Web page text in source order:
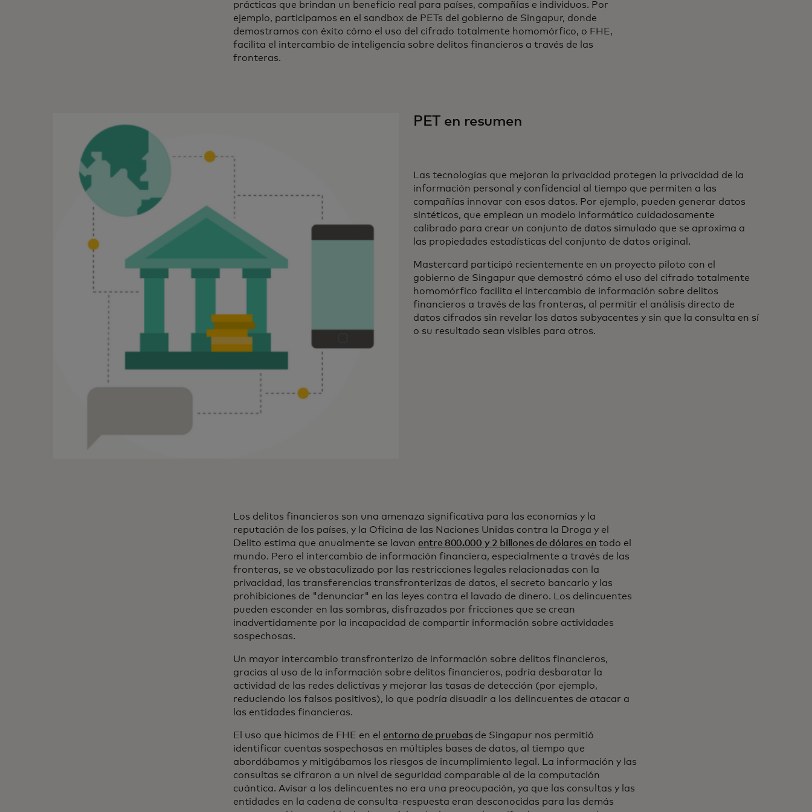
prácticas que brindan un beneficio real para países, compañías e individuos. Por
ejemplo, participamos en el sandbox de PETs del gobierno de Singapur, donde
demostramos con éxito cómo el uso del cifrado totalmente homomórfico, o FHE,
facilita el intercambio de inteligencia sobre delitos financieros a través de las
fronteras.
PET en resumen
Las tecnologías que mejoran la privacidad protegen la privacidad de la
información personal y confidencial al tiempo que permiten a las
compañías innovar con esos datos. Por ejemplo, pueden generar datos
sintéticos, que emplean un modelo informático cuidadosamente
calibrado para crear un conjunto de datos simulado que se aproxima a
las propiedades estadísticas del conjunto de datos original.
Mastercard participó recientemente en un proyecto piloto con el
gobierno de Singapur que demostró cómo el uso del cifrado totalmente
homomórfico facilita el intercambio de información sobre delitos
financieros a través de las fronteras, al permitir el análisis directo de
datos cifrados sin revelar los datos subyacentes y sin que la consulta en sí
o su resultado sean visibles para otros.
Los delitos financieros son una amenaza significativa para las economías y la
reputación de los países, y la Oficina de las Naciones Unidas contra la Droga y el
Delito estima que anualmente se lavan entre 800.000 y 2 billones de dólares en todo el
mundo. Pero el intercambio de información financiera, especialmente a través de las
fronteras, se ve obstaculizado por las restricciones legales relacionadas con la
privacidad, las transferencias transfronterizas de datos, el secreto bancario y las
prohibiciones de "denunciar" en las leyes contra el lavado de dinero. Los delincuentes
pueden esconder en las sombras, disfrazados por fricciones que se crean
inadvertidamente por la incapacidad de compartir información sobre actividades
sospechosas.
Un mayor intercambio transfronterizo de información sobre delitos financieros,
gracias al uso de la información sobre delitos financieros, podría desbaratar la
actividad de las redes delictivas y mejorar las tasas de detección (por ejemplo,
reduciendo los falsos positivos), lo que podría disuadir a los delincuentes de atacar a
las entidades financieras.
El uso que hicimos de FHE en el entorno de pruebasde Singapur nos permitió
identificar cuentas sospechosas en múltiples bases de datos, al tiempo que
abordábamos y mitigábamos los riesgos de incumplimiento legal. La información y las
consultas se cifraron a un nivel de seguridad comparable al de la computación
cuántica. Avisar a los delincuentes no era una preocupación, ya que las consultas y las
entidades en la cadena de consulta-respuesta eran desconocidas para las demás